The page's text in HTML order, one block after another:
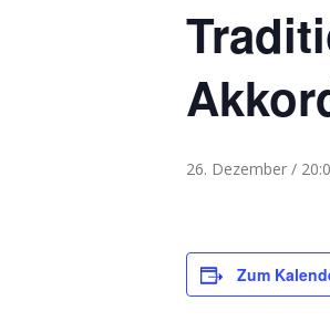
26. Dezember /
Zum